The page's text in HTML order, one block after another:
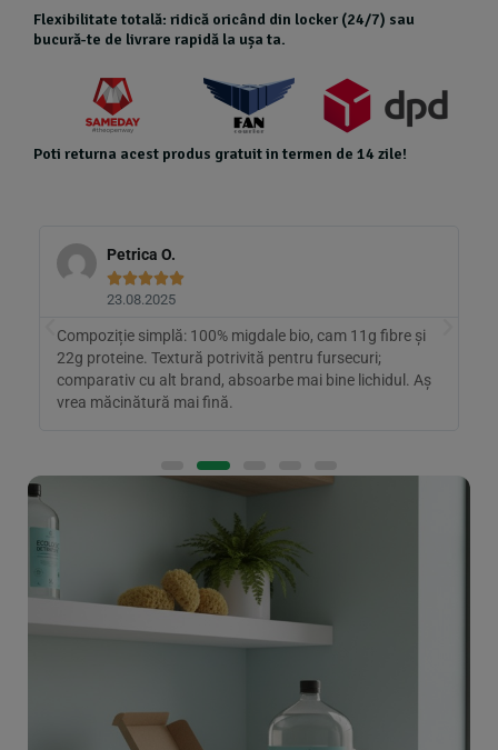
Flexibilitate totală: ridică oricând din locker (24/7) sau
bucură-te de livrare rapidă la ușa ta.
Poti returna acest produs gratuit in termen de 14 zile!
Petrica O.

23.08.2025
Compoziție simplă: 100% migdale bio, cam 11g fibre și
22g proteine. Textură potrivită pentru fursecuri;
comparativ cu alt brand, absoarbe mai bine lichidul. Aș
vrea măcinătură mai fină.